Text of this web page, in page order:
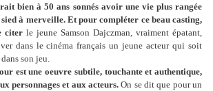
bien à 50 ans sonnés avoir une vie plus rangée
à merveille. Et pour compléter ce beau casting,
citer le jeune Samson Dajczman, vraiment épatant,
dans le cinéma français un jeune acteur qui soit
son jeu.
est une oeuvre subtile, touchante et authentique,
personnages et aux acteurs. On se dit que pour un